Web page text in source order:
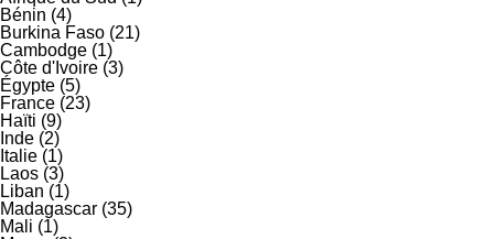
Bénin (4)
Burkina Faso (21)
Cambodge (1)
Côte d'Ivoire (3)
Égypte (5)
France (23)
Haïti (9)
Inde (2)
Italie (1)
Laos (3)
Liban (1)
Madagascar (35)
Mali (1)